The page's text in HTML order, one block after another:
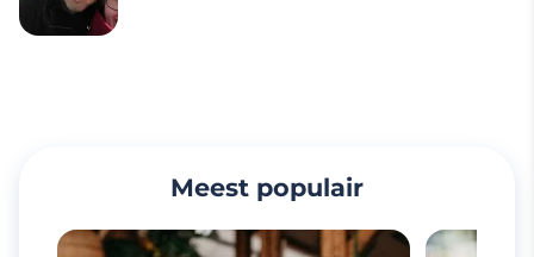
Meest populair